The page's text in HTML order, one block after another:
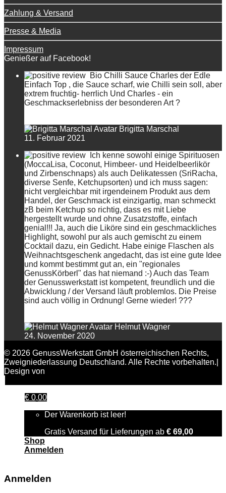
Zahlung & Versand
Presse & Media
Impressum
Genießer auf Facebook!
Bio Chilli Sauce Charles der Edle
Einfach Top , die Sauce scharf, wie Chilli sein soll, aber
extrem fruchtig- herrlich Und Charles - ein
Geschmackserlebniss der besonderen Art ?
Brigitta Marschal
11. Februar 2021
Ich kenne sowohl einige Spirituosen
(MoccaLisa, Coconut, Himbeer- und Heidelbeerlikör
und Zirbenschnaps) als auch Delikatessen (SriRacha,
diverse Senfe, Ketchupsorten) und ich muss sagen:
nicht vergleichbar mit irgendeinem Produkt aus dem
Handel, der Geschmack ist einzigartig, man schmeckt
zB beim Ketchup so richtig, dass es mit Liebe
hergestellt wurde und ohne Zusatzstoffe, einfach
genial!!! Ja, auch die Liköre sind ein geschmackliches
Highlight, sowohl pur als auch gemischt zu einem
Cocktail dazu, ein Gedicht. Habe einige Flaschen als
Weihnachtsgeschenk angedacht, das ist eine gute Idee
und kommt bestimmt gut an, ein "regionales
GenussKörberl" das hat niemand :-) Auch das Team
der Genusswerkstatt ist kompetent, freundlich und die
Abwicklung / der Versand läuft problemlos. Die Preise
sind auch völlig in Ordnung! Gerne wieder! ???
Helmut Wagner
24. November 2020
© 2026 GenussWerkstatt GmbH österreichischen Rechts,
Zweigniederlassung Deutschland. Alle Rechte vorbehalten.|
Design von
€ 0,00
Der Warenkorb ist leer!
Gratis Versand für Lieferungen ab € 69,00
Shop
Anmelden
Anmelden